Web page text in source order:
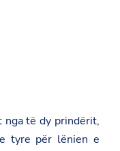
nga të dy prindërit,
tyre për lënien e